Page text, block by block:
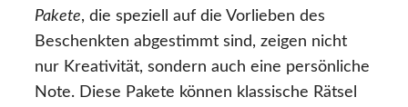
Pakete, die speziell auf die Vorlieben des
Beschenkten abgestimmt sind, zeigen nicht
nur Kreativität, sondern auch eine persönliche
Note. Diese Pakete können klassische Rätsel